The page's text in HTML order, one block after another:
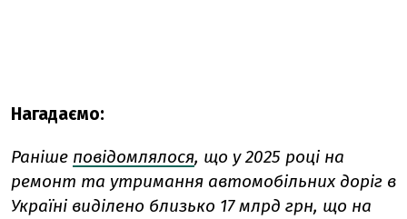
Нагадаємо:
Раніше повідомлялося, що у 2025 році на
ремонт та утримання автомобільних доріг в
Україні виділено близько 17 млрд грн, що на